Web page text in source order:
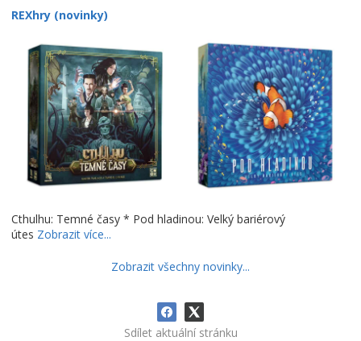
REXhry (novinky)
Cthulhu: Temné časy * Pod hladinou: Velký bariérový
útes Zobrazit více...
Zobrazit všechny novinky...
Sdílet aktuální stránku